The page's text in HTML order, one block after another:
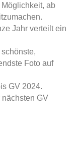
ab
Jahr verteilt ein
Foto auf
GV 2024.
GV